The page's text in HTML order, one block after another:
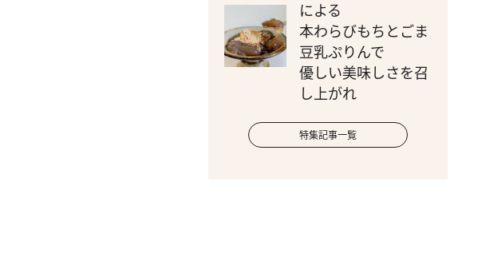
による
本わらびもちとごま
豆乳ぷりんで
優しい美味しさを召
し上がれ
特集記事一覧